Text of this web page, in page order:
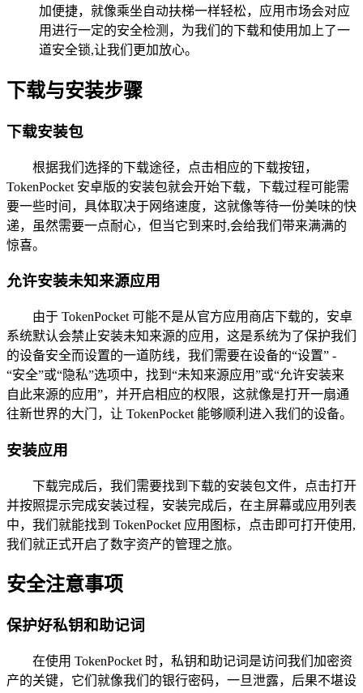
加便捷，就像乘坐自动扶梯一样轻松，应用市场会对应
用进行一定的安全检测，为我们的下载和使用加上了一
道安全锁,让我们更加放心。
下载与安装步骤
下载安装包
根据我们选择的下载途径，点击相应的下载按钮，
TokenPocket 安卓版的安装包就会开始下载，下载过程可能需
要一些时间，具体取决于网络速度，这就像等待一份美味的快
递，虽然需要一点耐心，但当它到来时,会给我们带来满满的
惊喜。
允许安装未知来源应用
由于 TokenPocket 可能不是从官方应用商店下载的，安卓
系统默认会禁止安装未知来源的应用，这是系统为了保护我们
的设备安全而设置的一道防线，我们需要在设备的“设置” -
“安全”或“隐私”选项中，找到“未知来源应用”或“允许安装来
自此来源的应用”，并开启相应的权限，这就像是打开一扇通
往新世界的大门，让 TokenPocket 能够顺利进入我们的设备。
安装应用
下载完成后，我们需要找到下载的安装包文件，点击打开
并按照提示完成安装过程，安装完成后，在主屏幕或应用列表
中，我们就能找到 TokenPocket 应用图标，点击即可打开使用,
我们就正式开启了数字资产的管理之旅。
安全注意事项
保护好私钥和助记词
在使用 TokenPocket 时，私钥和助记词是访问我们加密资
产的关键，它们就像我们的银行密码，一旦泄露，后果不堪设